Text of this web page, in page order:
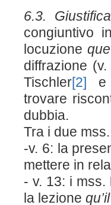
6.3.
congiuntivo
locuzione
diffrazione
Tischler[2] e
trovare
dubbia.
Tra i due
-v. 6: la
mettere in
- v. 13: i mss.
la lezione